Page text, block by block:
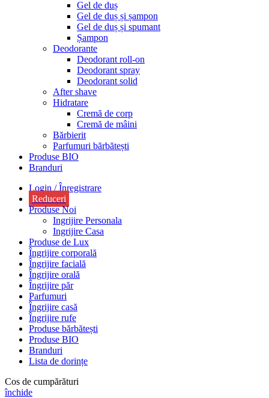
Gel de duș
Gel de duș și șampon
Gel de duș și spumant
Șampon
Deodorante
Deodorant roll-on
Deodorant spray
Deodorant solid
After shave
Hidratare
Cremă de corp
Cremă de mâini
Bărbierit
Parfumuri bărbătești
Produse BIO
Branduri
Login / Înregistrare
Reduceri
Produse Noi
Ingrijire Personala
Ingrijire Casa
Produse de Lux
Îngrijire corporală
Îngrijire facială
Îngrijire orală
Îngrijire păr
Parfumuri
Îngrijire casă
Îngrijire rufe
Produse bărbătești
Produse BIO
Branduri
Lista de dorințe
Cos de cumpărături
închide